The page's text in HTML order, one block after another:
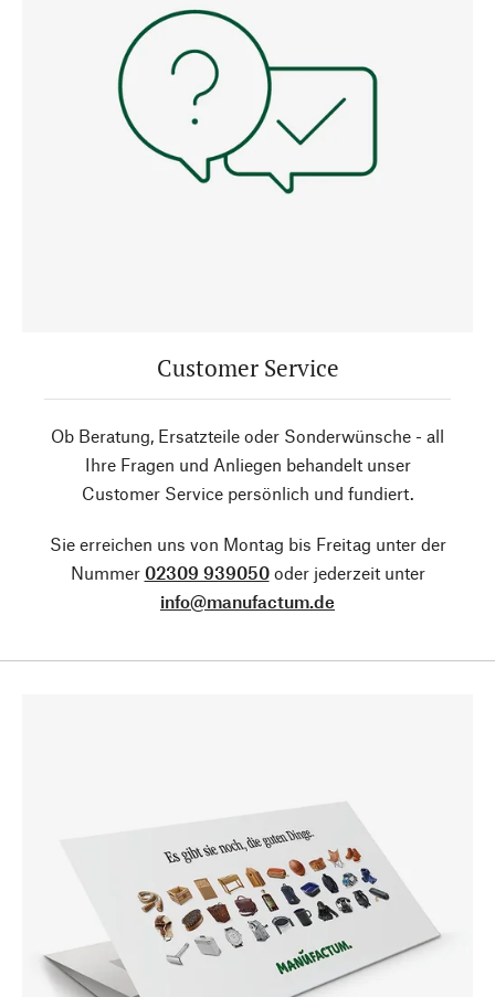
Customer Service
Ob Beratung, Ersatzteile oder Sonderwünsche - all
Ihre Fragen und Anliegen behandelt unser
Customer Service persönlich und fundiert.
Sie erreichen uns von Montag bis Freitag unter der
Nummer 02309 939050oder jederzeit unter
info@manufactum.de